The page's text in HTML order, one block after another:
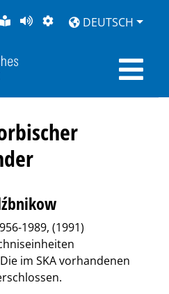
LEICHTE
SPRACHE
SEITEDARSTELLUNG
DEUTSCH
1989, (1991)
im SKA vorhandenen